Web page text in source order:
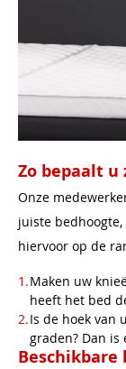
Zo bepaalt
Onze
juiste
hiervoor op de
Maken uw
heeft het bed
Is de hoek van
graden? Dan
Beschikbare